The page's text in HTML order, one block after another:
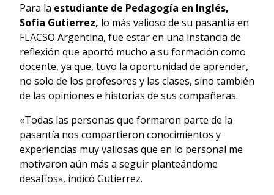
Para la estudiante de Pedagogía en Inglés,
Sofía Gutierrez, lo más valioso de su pasantía en
FLACSO Argentina, fue estar en una instancia de
reflexión que aportó mucho a su formación como
docente, ya que, tuvo la oportunidad de aprender,
no solo de los profesores y las clases, sino también
de las opiniones e historias de sus compañeras.
«Todas las personas que formaron parte de la
pasantía nos compartieron conocimientos y
experiencias muy valiosas que en lo personal me
motivaron aún más a seguir planteándome
desafíos», indicó Gutierrez.